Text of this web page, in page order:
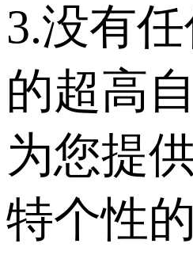
3.没有
的超高
为您提
特个性